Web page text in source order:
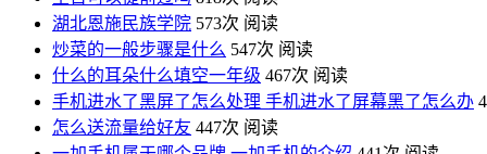
湖北恩施民族学院 573次 阅读
炒菜的一般步骤是什么 547次 阅读
什么的耳朵什么填空一年级 467次 阅读
手机进水了黑屏了怎么处理 手机进水了屏幕黑了怎么办
怎么送流量给好友 447次 阅读